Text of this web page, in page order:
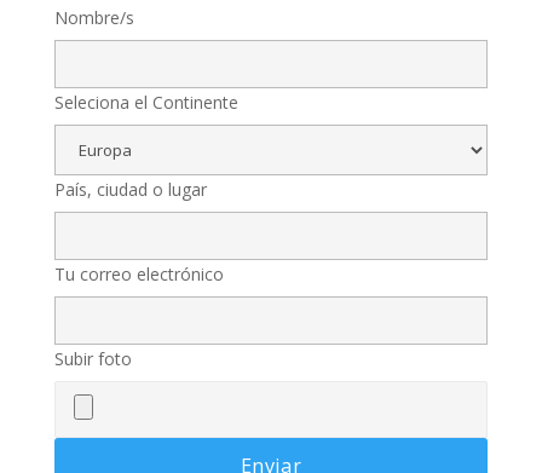
Nombre/s
Seleciona el Continente
País, ciudad o lugar
Tu correo electrónico
Subir foto